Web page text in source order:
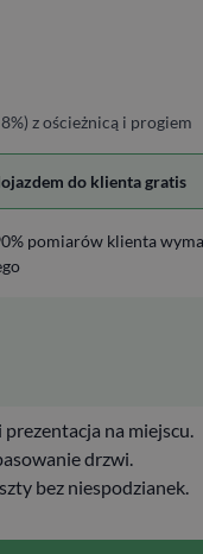
z ościeżnicą i progiem
do klienta gratis
pomiarów klienta
na miejscu.
drzwi.
bez niespodzianek.